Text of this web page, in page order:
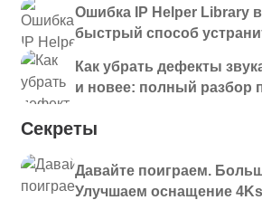
Ошибка IP Helper Library
быстрый способ
Как убрать дефекты
и новее: полный разбор
Секреты
Давайте поиграем.
Улучшаем оснащение